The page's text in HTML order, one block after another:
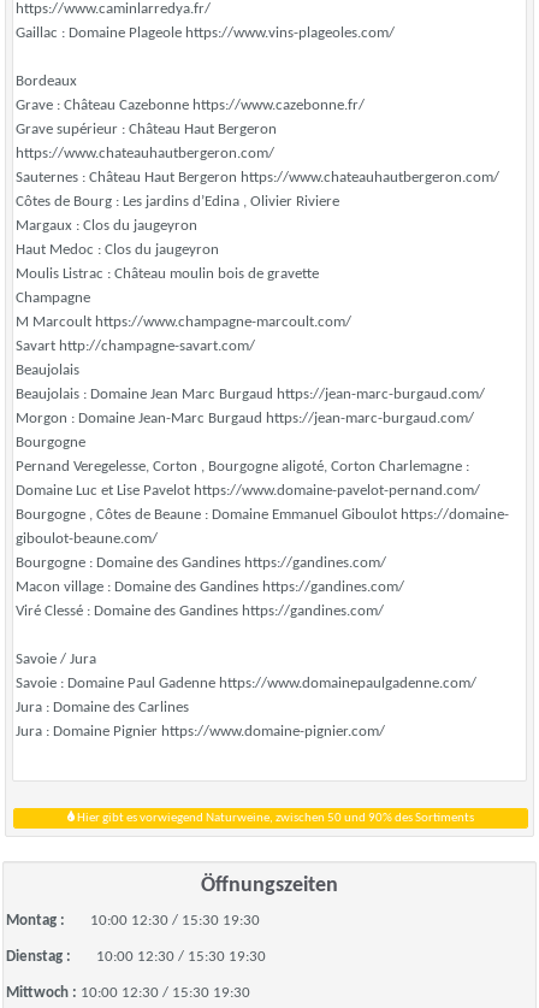
https://www.caminlarredya.fr/
Gaillac : Domaine Plageole https://www.vins-plageoles.com/
Bordeaux
Grave : Château Cazebonne https://www.cazebonne.fr/
Grave supérieur : Château Haut Bergeron
https://www.chateauhautbergeron.com/
Sauternes : Château Haut Bergeron https://www.chateauhautbergeron.com/
Côtes de Bourg : Les jardins d’Edina , Olivier Riviere
Margaux : Clos du jaugeyron
Haut Medoc : Clos du jaugeyron
Moulis Listrac : Château moulin bois de gravette
Champagne
M Marcoult https://www.champagne-marcoult.com/
Savart http://champagne-savart.com/
Beaujolais
Beaujolais : Domaine Jean Marc Burgaud https://jean-marc-burgaud.com/
Morgon : Domaine Jean-Marc Burgaud https://jean-marc-burgaud.com/
Bourgogne
Pernand Veregelesse, Corton , Bourgogne aligoté, Corton Charlemagne :
Domaine Luc et Lise Pavelot https://www.domaine-pavelot-pernand.com/
Bourgogne , Côtes de Beaune : Domaine Emmanuel Giboulot https://domaine-
giboulot-beaune.com/
Bourgogne : Domaine des Gandines https://gandines.com/
Macon village : Domaine des Gandines https://gandines.com/
Viré Clessé : Domaine des Gandines https://gandines.com/
Savoie / Jura
Savoie : Domaine Paul Gadenne https://www.domainepaulgadenne.com/
Jura : Domaine des Carlines
Jura : Domaine Pignier https://www.domaine-pignier.com/
Hier gibt es vorwiegend Naturweine, zwischen 50 und 90% des Sortiments
Öffnungszeiten
Montag : 10:00 12:30 / 15:30 19:30
Dienstag : 10:00 12:30 / 15:30 19:30
Mittwoch : 10:00 12:30 / 15:30 19:30